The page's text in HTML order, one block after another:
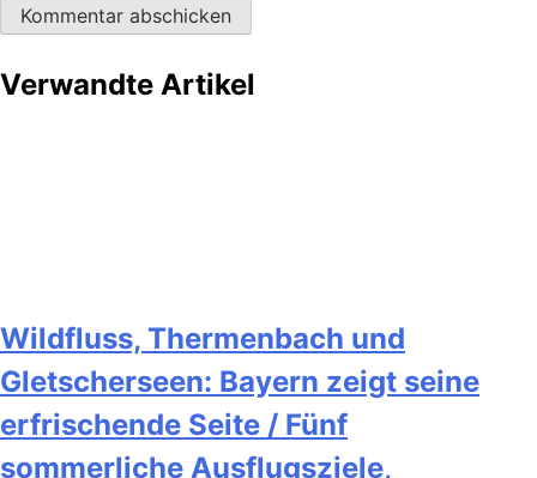
Verwandte Artikel
Wildfluss, Thermenbach und
Gletscherseen: Bayern zeigt seine
erfrischende Seite / Fünf
sommerliche Ausflugsziele,